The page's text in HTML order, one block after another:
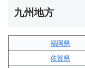
九州地方
福岡県
佐賀県